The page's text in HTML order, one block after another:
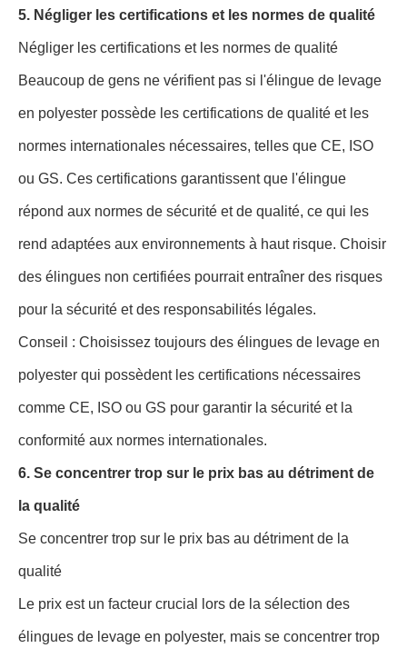
5. Négliger les certifications et les normes de qualité
Négliger les certifications et les normes de qualité
Beaucoup de gens ne vérifient pas si l'élingue de levage
en polyester possède les certifications de qualité et les
normes internationales nécessaires, telles que CE, ISO
ou GS. Ces certifications garantissent que l'élingue
répond aux normes de sécurité et de qualité, ce qui les
rend adaptées aux environnements à haut risque. Choisir
des élingues non certifiées pourrait entraîner des risques
pour la sécurité et des responsabilités légales.
Conseil : Choisissez toujours des élingues de levage en
polyester qui possèdent les certifications nécessaires
comme CE, ISO ou GS pour garantir la sécurité et la
conformité aux normes internationales.
6. Se concentrer trop sur le prix bas au détriment de
la qualité
Se concentrer trop sur le prix bas au détriment de la
qualité
Le prix est un facteur crucial lors de la sélection des
élingues de levage en polyester, mais se concentrer trop